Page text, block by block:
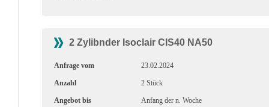
2 Zylibnder Isoclair CIS40 NA50
Anfrage vom 23.02.2024
Anzahl 2 Stück
Angebot bis Anfang der n. Woche